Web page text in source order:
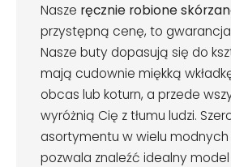
Nasze ręcznie robione
przystępną cenę, to
Nasze buty dopasują się do
mają cudownie miękką
obcas lub koturn, a przede
wyróżnią Cię z tłumu ludzi.
asortymentu w wielu modnych
pozwala znaleźć idealny